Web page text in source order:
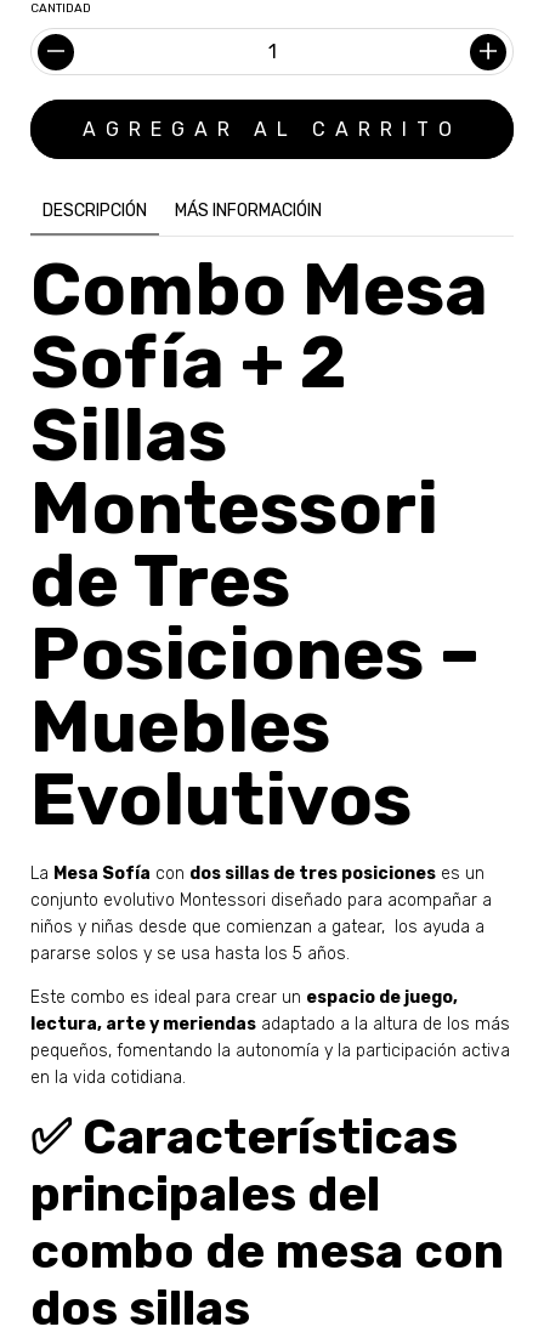
CANTIDAD
DESCRIPCIÓN MÁS INFORMACIÓIN
Combo Mesa
Sofía + 2
Sillas
Montessori
de Tres
Posiciones –
Muebles
Evolutivos
La Mesa Sofía con dos sillas de tres posiciones es un
conjunto evolutivo Montessori diseñado para acompañar a
niños y niñas desde que comienzan a gatear, los ayuda a
pararse solos y se usa hasta los 5 años.
Este combo es ideal para crear un espacio de juego,
lectura, arte y meriendas adaptado a la altura de los más
pequeños, fomentando la autonomía y la participación activa
en la vida cotidiana.
✅ Características
principales del
combo de mesa con
dos sillas